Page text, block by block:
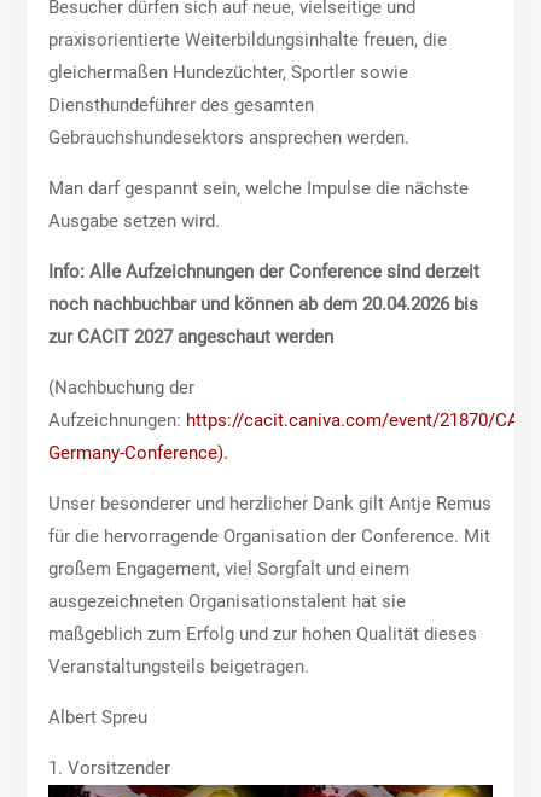
Besucher dürfen sich auf neue, vielseitige und
praxisorientierte Weiterbildungsinhalte freuen, die
gleichermaßen Hundezüchter, Sportler sowie
Diensthundeführer des gesamten
Gebrauchshundesektors ansprechen werden.
Man darf gespannt sein, welche Impulse die nächste
Ausgabe setzen wird.
Info: Alle Aufzeichnungen der Conference sind derzeit
noch nachbuchbar und können ab dem 20.04.2026 bis
zur CACIT 2027 angeschaut werden
(Nachbuchung der
Aufzeichnungen: https://cacit.caniva.com/event/21870/
Germany-Conference).
Unser besonderer und herzlicher Dank gilt Antje Remus
für die hervorragende Organisation der Conference. Mit
großem Engagement, viel Sorgfalt und einem
ausgezeichneten Organisationstalent hat sie
maßgeblich zum Erfolg und zur hohen Qualität dieses
Veranstaltungsteils beigetragen.
Albert Spreu
1. Vorsitzender